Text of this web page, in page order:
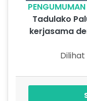
Tadulako
kerjasama
Dilihat